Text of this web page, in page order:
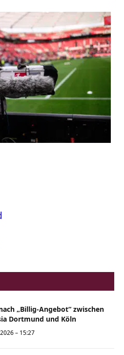
„Billig-Angebot“ zwischen
Dortmund und Köln
– 15:27